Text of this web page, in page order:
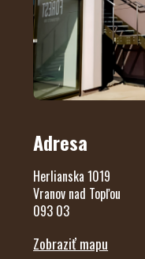
Adresa
Herlianska 1019
Vranov nad Topľou
093 03
Zobraziť mapu